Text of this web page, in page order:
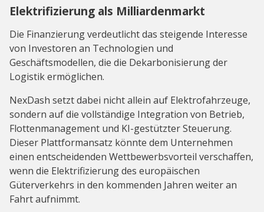
Elektrifizierung als Milliardenmarkt
Die Finanzierung verdeutlicht das steigende Interesse
von Investoren an Technologien und
Geschäftsmodellen, die die Dekarbonisierung der
Logistik ermöglichen.
NexDash setzt dabei nicht allein auf Elektrofahrzeuge,
sondern auf die vollständige Integration von Betrieb,
Flottenmanagement und KI-gestützter Steuerung.
Dieser Plattformansatz könnte dem Unternehmen
einen entscheidenden Wettbewerbsvorteil verschaffen,
wenn die Elektrifizierung des europäischen
Güterverkehrs in den kommenden Jahren weiter an
Fahrt aufnimmt.